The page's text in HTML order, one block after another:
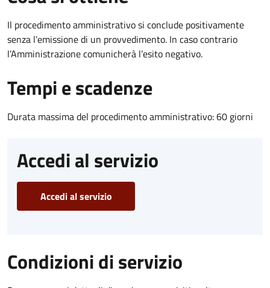
Il procedimento amministrativo si conclude positivamente
senza l’emissione di un provvedimento. In caso contrario
l’Amministrazione comunicherà l’esito negativo.
Tempi e scadenze
Durata massima del procedimento amministrativo: 60 giorni
Accedi al servizio
Accedi al servizio
Condizioni di servizio